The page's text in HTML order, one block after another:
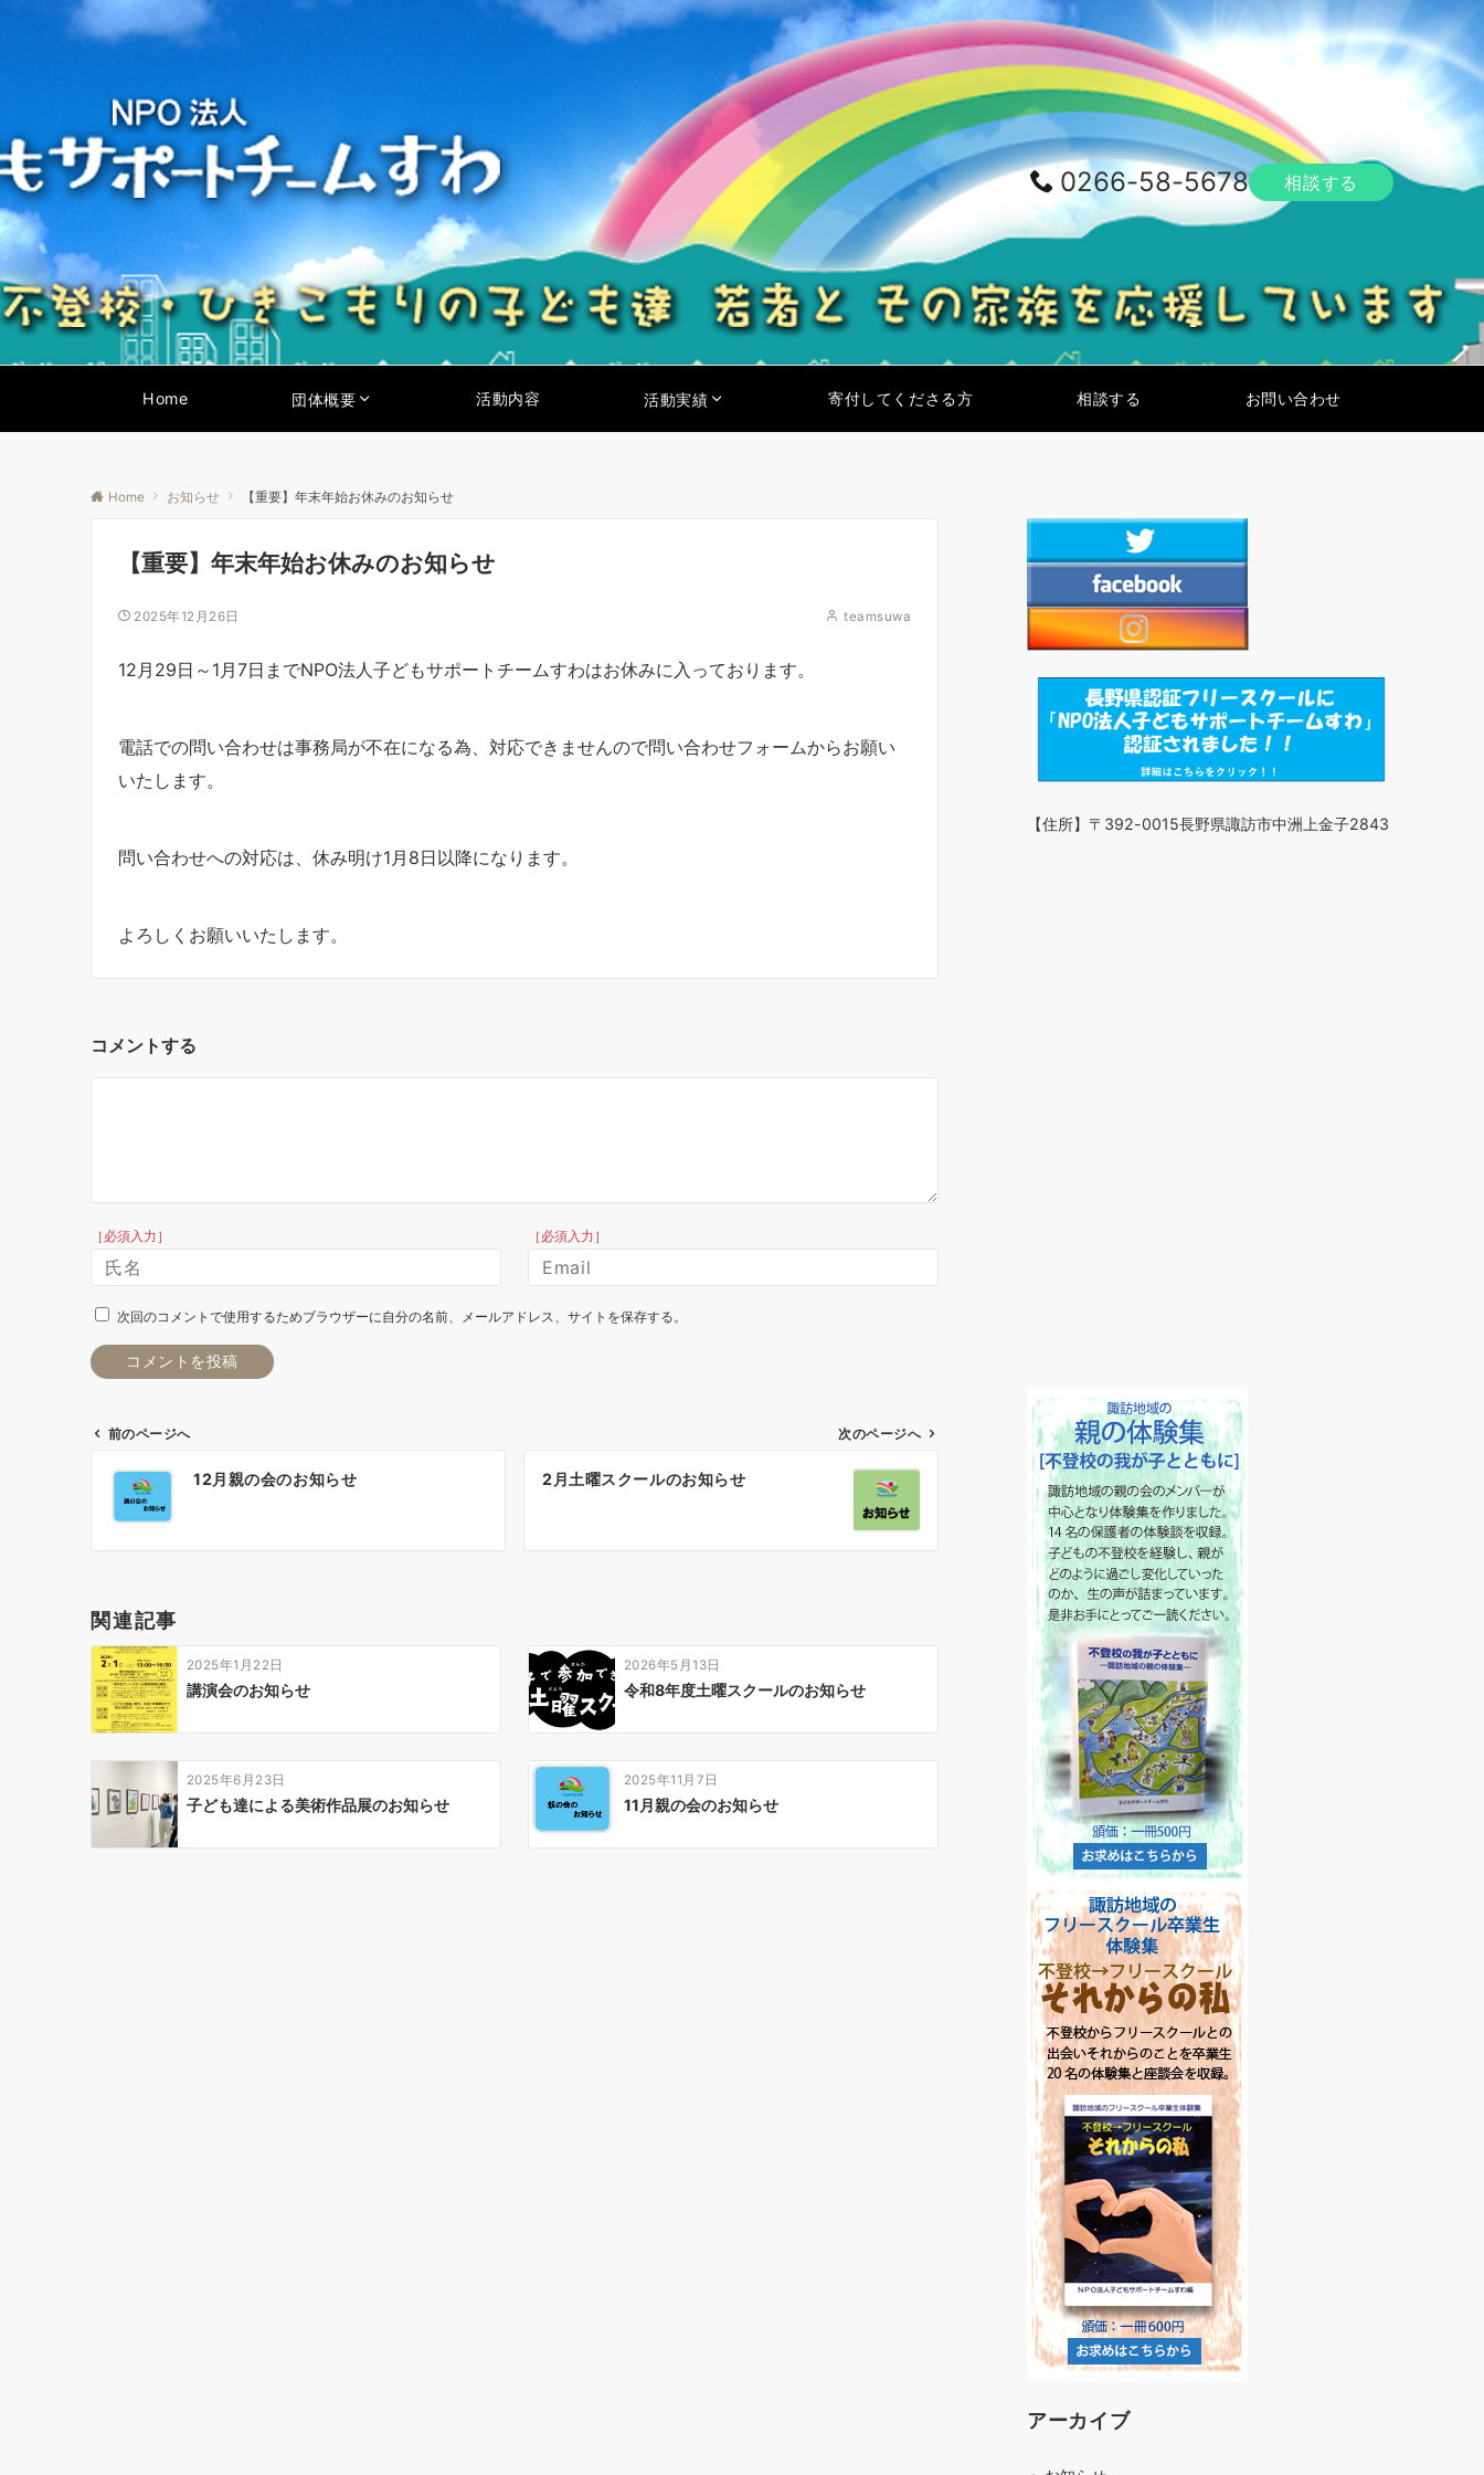
0266-58-5678 相談する
Home 団体概要 活動内容 活動実績 寄付してくださる方 相談する お問い合わせ
Home お知らせ 【重要】年末年始お休みのお知らせ
【重要】年末年始お休みのお知らせ
2025年12月26日 teamsuwa
12月29日～1月7日までNPO法人子どもサポートチームすわはお休みに入っております。
電話での問い合わせは事務局が不在になる為、対応できませんので問い合わせフォームからお願い
いたします。
問い合わせへの対応は、休み明け1月8日以降になります。
よろしくお願いいたします。
コメントする
［必須入力］ ［必須入力］
次回のコメントで使用するためブラウザーに自分の名前、メールアドレス、サイトを保存する。
ゲ
ー
シ
ョ
ン
前のページへ
12月親の会のお知らせ
次のページへ
2月土曜スクールのお知らせ
関連記事
2025年1月22日
講演会のお知らせ
2026年5月13日
令和8年度土曜スクールのお知らせ
2025年6月23日
子ども達による美術作品展のお知らせ
2025年11月7日
11月親の会のお知らせ
【住所】〒392-0015長野県諏訪市中洲上金子2843
アーカイブ